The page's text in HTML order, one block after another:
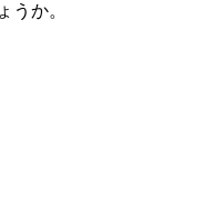
うか。